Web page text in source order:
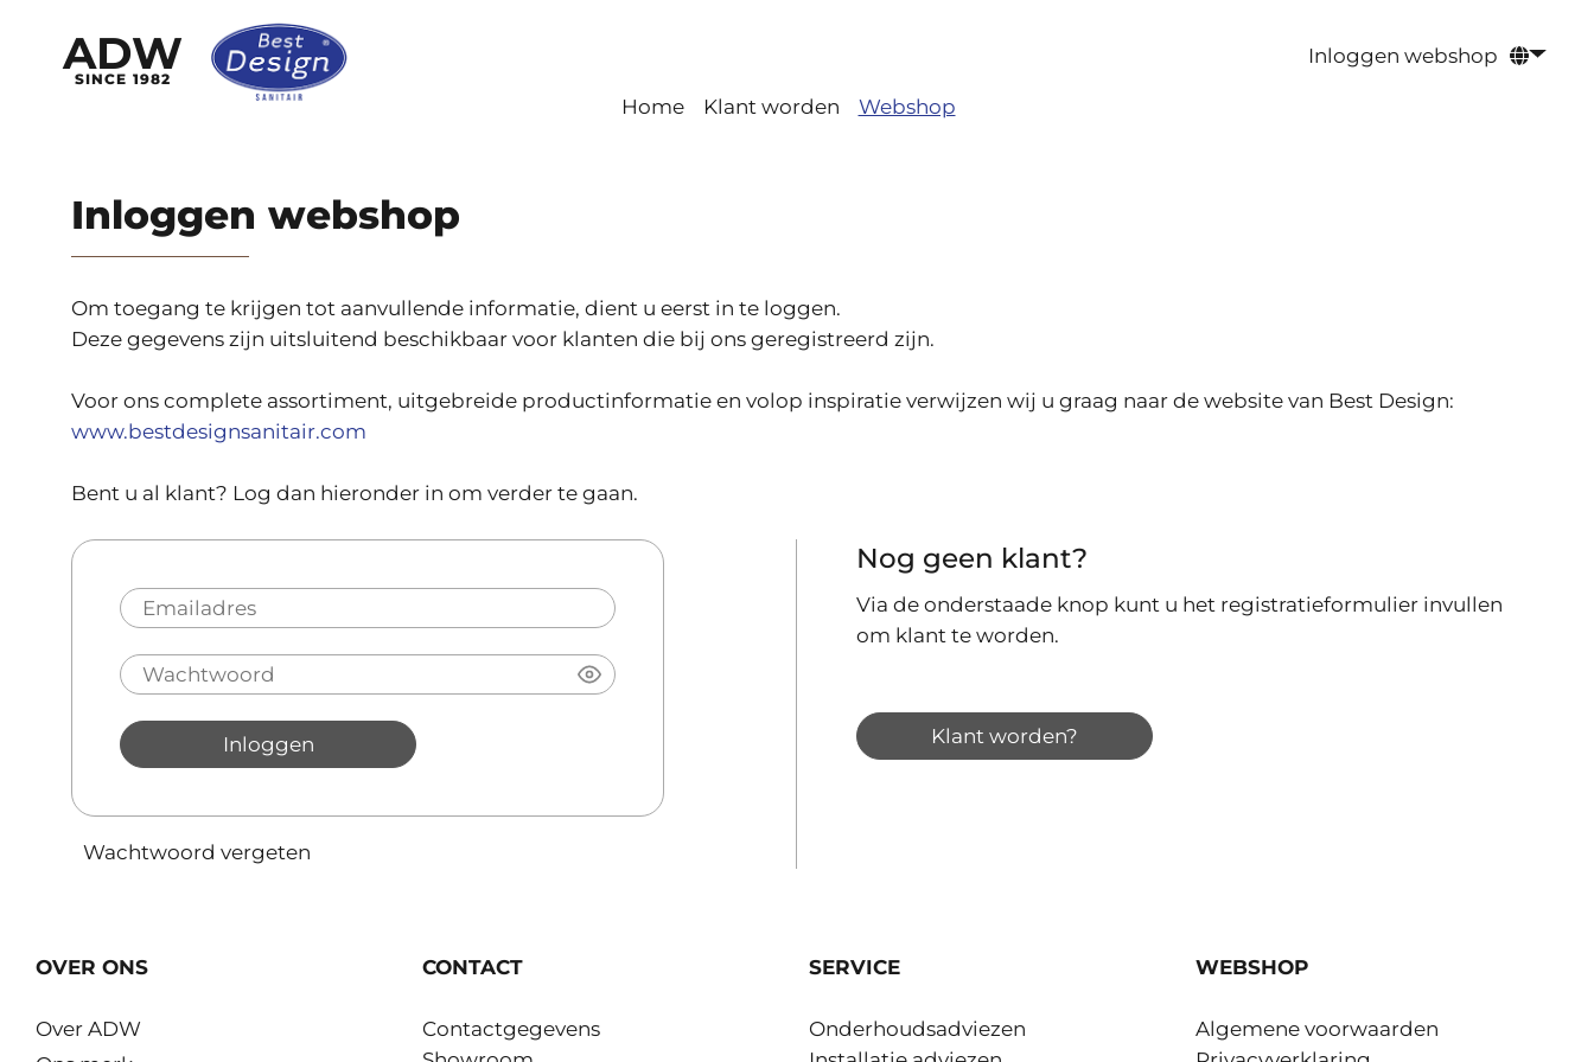
ADW
SINCE 1982
Inloggen webshop
Home Klant worden Webshop
Inloggen webshop
Om toegang te krijgen tot aanvullende informatie, dient u eerst in te loggen.
Deze gegevens zijn uitsluitend beschikbaar voor klanten die bij ons geregistreerd zijn.
Voor ons complete assortiment, uitgebreide productinformatie en volop inspiratie verwijzen wij u graag naar de website van Best Design:
www.bestdesignsanitair.com
Bent u al klant? Log dan hieronder in om verder te gaan.
Inloggen
Wachtwoord vergeten
Nog geen klant?
Via de onderstaade knop kunt u het registratieformulier invullen
om klant te worden.
Klant worden?
OVER ONS
Over ADW
CONTACT
Contactgegevens
SERVICE
Onderhoudsadviezen
WEBSHOP
Algemene voorwaarden